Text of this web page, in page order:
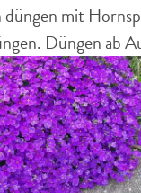
mit
Düngen ab